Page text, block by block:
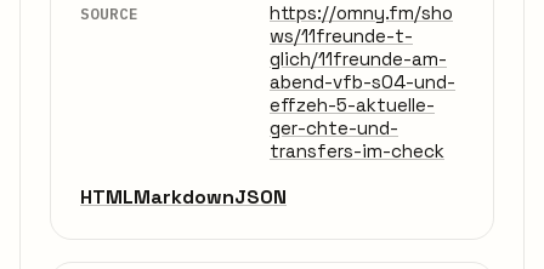
SOURCE
https://omny.fm/sho
ws/11freunde-t-
glich/11freunde-am-
abend-vfb-s04-und-
effzeh-5-aktuelle-
ger-chte-und-
transfers-im-check
HTMLMarkdownJSON